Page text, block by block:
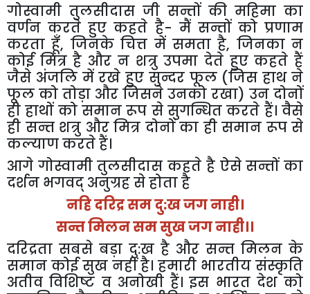
गोस्वामी तुलसीदास जी सन्तों की महिमा का
वर्णन करते हुए कहते है- मैं सन्तों को प्रणाम
करता हूँ, जिनके चित्त में समता है, जिनका न
कोई मित्र है और न शत्रु उपमा देते हुए कहते हैं
जैसे अंजलि में रखे हुए सुन्दर फूल(जिस हाथ ने
फूल को तोड़ा और जिसने उनको रखा) उन दोनों
ही हाथों को समान रूप से सुगन्धित करते हैं। वैसे
ही सन्त शत्रु और मित्र दोनों का ही समान रूप से
कल्याणकरतेहैं।
आगे गोस्वामी तुलसीदास कहते है ऐसे सन्तों का
दर्शन भगवद् अनुग्रहसेहोताहै
नहिदरिद्रसमदु:खजगनाही।
सन्तमिलनसमसुखजगनाही।।
दरिद्रता सबसे बड़ा दु:ख है और सन्त मिलन के
समान कोई सुख नहीं है। हमारी भारतीय संस्कृति
अतीव विशिष्ट व अनोखी हैं। इस भारत देश को